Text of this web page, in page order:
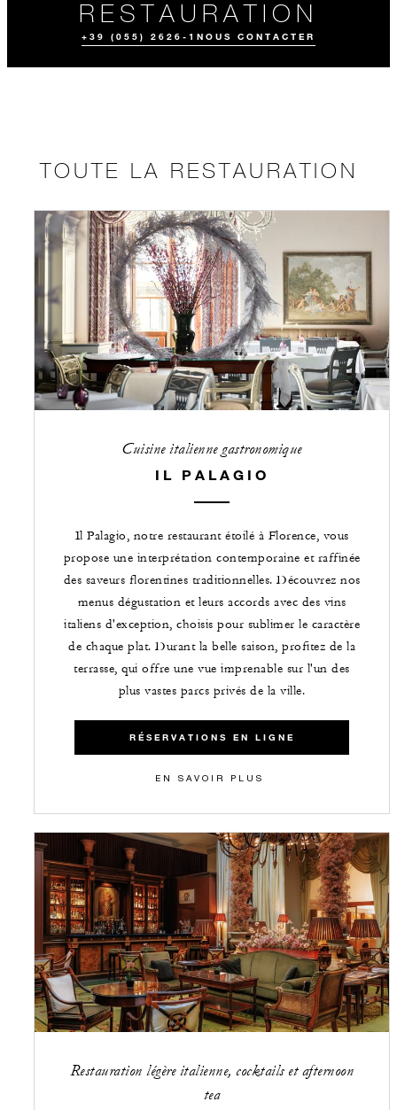
RESTAURATION
+39 (055) 2626-1 NOUS CONTACTER
COMMANDE À
EMPORTER
EXPÉRIENCES
GASTRONOMIQU
ES
TOUTE LA RESTAURATION
Cuisine italienne gastronomique
IL PALAGIO
Il Palagio, notre restaurant étoilé à Florence, vous
propose une interprétation contemporaine et raffinée
des saveurs florentines traditionnelles. Découvrez nos
menus dégustation et leurs accords avec des vins
italiens d'exception, choisis pour sublimer le caractère
de chaque plat. Durant la belle saison, profitez de la
terrasse, qui offre une vue imprenable sur l'un des
plus vastes parcs privés de la ville.
RÉSERVATIONS EN LIGNE
EN SAVOIR PLUS
Restauration légère italienne, cocktails et afternoon
tea